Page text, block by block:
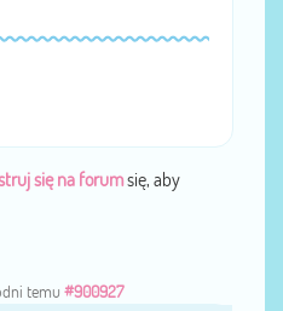
się na forumsię, aby
temu #900927